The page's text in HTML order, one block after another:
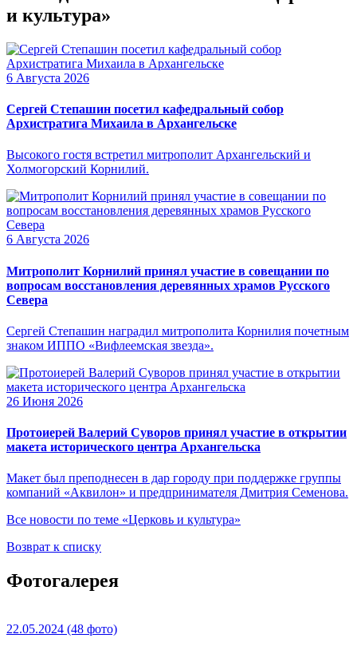
и культура»
6 Августа 2026
Сергей Степашин посетил кафедральный собор
Архистратига Михаила в Архангельске
Высокого гостя встретил митрополит Архангельский и
Холмогорский Корнилий.
6 Августа 2026
Митрополит Корнилий принял участие в совещании по
вопросам восстановления деревянных храмов Русского
Севера
Сергей Степашин наградил митрополита Корнилия почетным
знаком ИППО «Вифлеемская звезда».
26 Июня 2026
Протоиерей Валерий Суворов принял участие в открытии
макета исторического центра Архангельска
Макет был преподнесен в дар городу при поддержке группы
компаний «Аквилон» и предпринимателя Дмитрия Семенова.
Все новости по теме «Церковь и культура»
Возврат к списку
Фотогалерея
22.05.2024 (48 фото)